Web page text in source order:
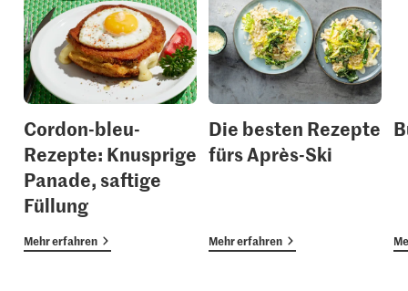
Cordon-bleu-
Rezepte: Knusprige
Panade, saftige
Füllung
Mehr erfahren
Die besten Rezepte
fürs Après-Ski
Mehr erfahren